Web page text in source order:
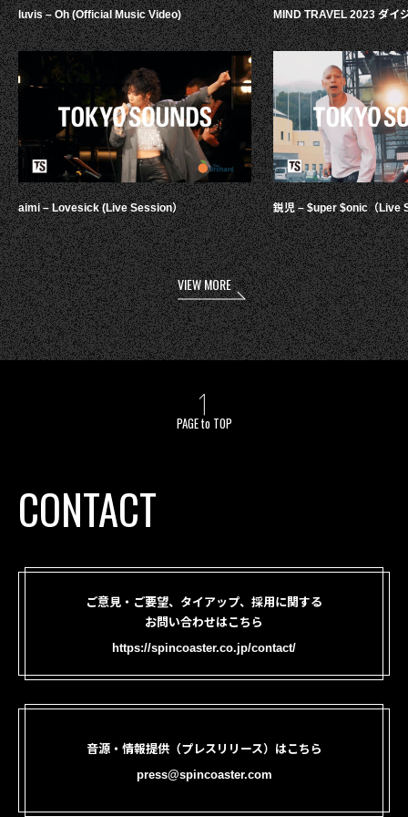
luvis – Oh (Official Music Video)
aimi – Lovesick (Live Session）
MIND TRAVEL 2023 ダイ
鋭児 – $uper $onic（Live
VIEW MORE
PAGE to TOP
CONTACT
ご意見・ご要望、タイアップ、採用に関する
お問い合わせはこちら
https://spincoaster.co.jp/contact/
音源・情報提供（プレスリリース）はこちら
press@spincoaster.com